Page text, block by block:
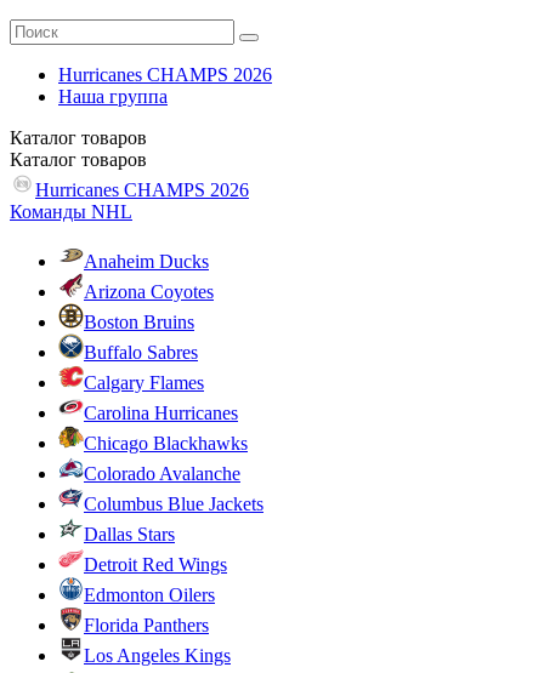
Hurricanes CHAMPS 2026
Наша группа
Каталог товаров
Каталог товаров
Hurricanes CHAMPS 2026
Команды NHL
Anaheim Ducks
Arizona Coyotes
Boston Bruins
Buffalo Sabres
Calgary Flames
Carolina Hurricanes
Chicago Blackhawks
Colorado Avalanche
Columbus Blue Jackets
Dallas Stars
Detroit Red Wings
Edmonton Oilers
Florida Panthers
Los Angeles Kings